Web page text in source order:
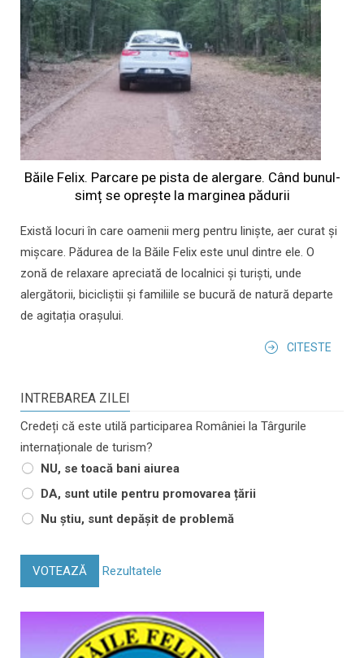
Băile Felix. Parcare pe pista de alergare. Când bunul-
simț se oprește la marginea pădurii
Există locuri în care oamenii merg pentru liniște, aer curat și
mișcare. Pădurea de la Băile Felix este unul dintre ele. O
zonă de relaxare apreciată de localnici și turiști, unde
alergătorii, bicicliștii și familiile se bucură de natură departe
de agitația orașului.
CITESTE
INTREBAREA ZILEI
Credeți că este utilă participarea României la Târgurile
internaționale de turism?
NU, se toacă bani aiurea
DA, sunt utile pentru promovarea țării
Nu știu, sunt depășit de problemă
VOTEAZĂ Rezultatele